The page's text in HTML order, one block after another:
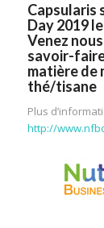
Capsularis
Day 2019
Venez
savoir-
matière de
thé/tisane
Plus
http://